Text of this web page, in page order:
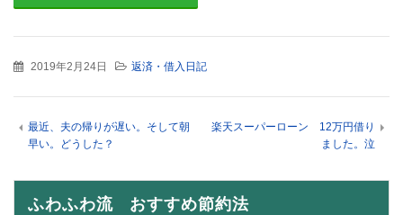
2019年2月24日 返済・借入日記
最近、夫の帰りが遅い。そして朝
早い。どうした？
楽天スーパーローン 12万円借り
ました。泣
ふわふわ流 おすすめ節約法